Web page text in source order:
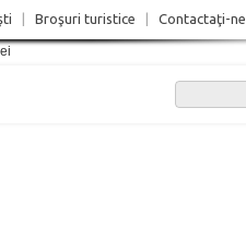
Broşuri turistice Contactaţi-ne